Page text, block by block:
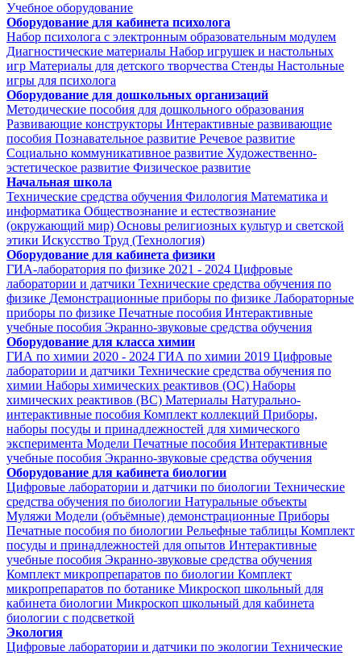
Учебное оборудование
Оборудование для кабинета психолога
Набор психолога с электронным образовательным модулем
Диагностические материалы Набор игрушек и настольных
игр Материалы для детского творчества Стенды Настольные
игры для психолога
Оборудование для дошкольных организаций
Методические пособия для дошкольного образования
Развивающие конструкторы Интерактивные развивающие
пособия Познавательное развитие Речевое развитие
Социально коммуникативное развитие Художественно-
эстетическое развитие Физическое развитие
Начальная школа
Технические средства обучения Филология Математика и
информатика Обществознание и естествознание
(окружающий мир) Основы религиозных культур и светской
этики Искусство Труд (Технология)
Оборудование для кабинета физики
ГИА-лаборатория по физике 2021 - 2024 Цифровые
лаборатории и датчики Технические средства обучения по
физике Демонстрационные приборы по физике Лабораторные
приборы по физике Печатные пособия Интерактивные
учебные пособия Экранно-звуковые средства обучения
Оборудование для класса химии
ГИА по химии 2020 - 2024 ГИА по химии 2019 Цифровые
лаборатории и датчики Технические средства обучения по
химии Наборы химических реактивов (ОС) Наборы
химических реактивов (ВС) Материалы Натурально-
интерактивные пособия Комплект коллекций Приборы,
наборы посуды и принадлежностей для химического
эксперимента Модели Печатные пособия Интерактивные
учебные пособия Экранно-звуковые средства обучения
Оборудование для кабинета биологии
Цифровые лаборатории и датчики по биологии Технические
средства обучения по биологии Натуральные объекты
Муляжи Модели (объёмные) демонстрационные Приборы
Печатные пособия по биологии Рельефные таблицы Комплект
посуды и принадлежностей для опытов Интерактивные
учебные пособия Экранно-звуковые средства обучения
Комплект микропрепаратов по биологии Комплект
микропрепаратов по ботанике Микроскоп школьный для
кабинета биологии Микроскоп школьный для кабинета
биологии с подсветкой
Экология
Цифровые лаборатории и датчики по экологии Технические